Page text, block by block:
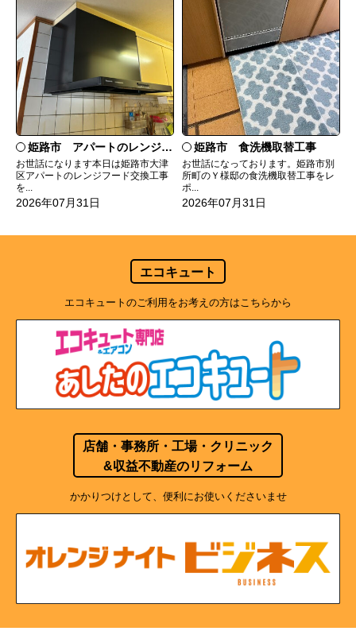
姫路市 アパートのレンジフード交換
お世話になります本日は姫路市大津
区アパートのレンジフード交換工事
を...
2026年07月31日
姫路市 食洗機取替工事
お世話になっております。姫路市別
所町のＹ様邸の食洗機取替工事をレ
ポ...
2026年07月31日
エコキュート
エコキュートのご利用をお考えの方はこちらから
店舗・事務所・工場・クリニック
&収益不動産のリフォーム
かかりつけとして、便利にお使いくださいませ